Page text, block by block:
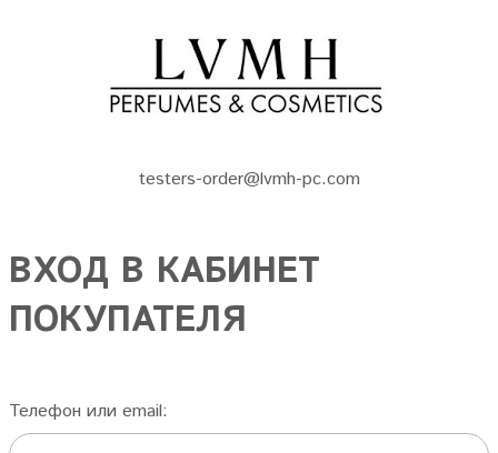
testers-order@lvmh-pc.com
ВХОД В КАБИНЕТ
ПОКУПАТЕЛЯ
Телефон или email: